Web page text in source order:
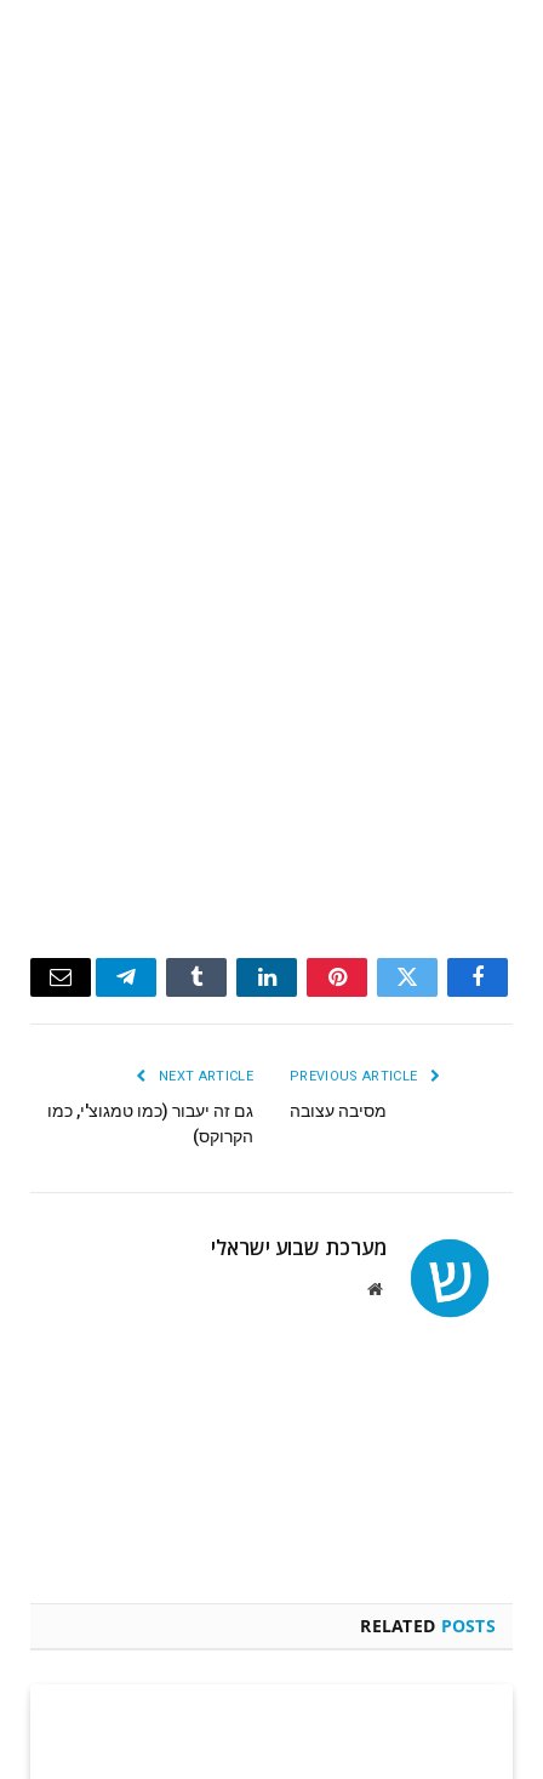
Facebook
Twitter
Pinterest
LinkedIn
Tumblr
Telegram
Email
מסיבה עצובה
NEXT ARTICLE
גם זה יעבור (כמו טמגוצ'י, כמו
הקרוקס)
מערכת שבוע ישראלי
Website
RELATED POSTS